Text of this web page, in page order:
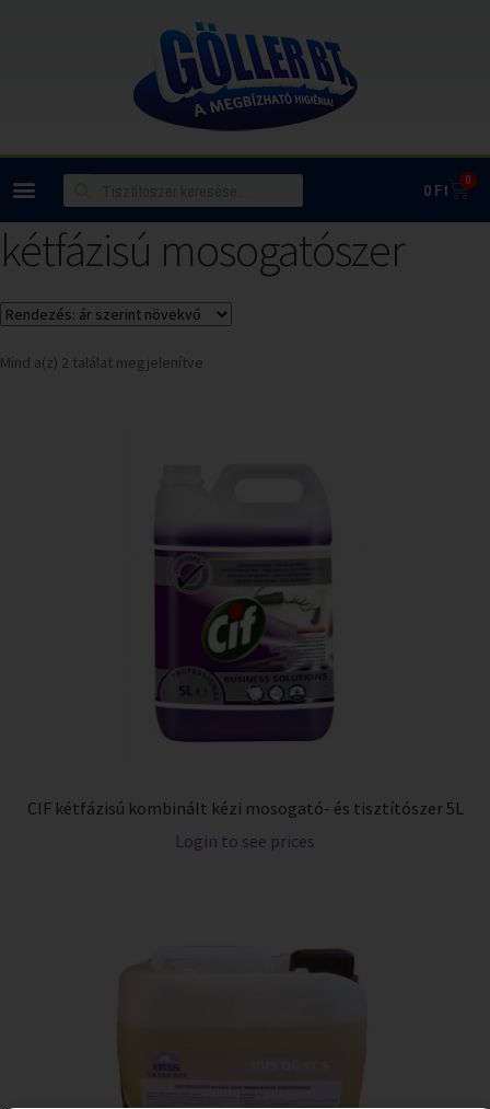
0Ft 0
kétfázisú mosogatószer
Mind a(z) 2 találat megjelenítve
CIF kétfázisú kombinált kézi mosogató- és tisztítószer 5L
Login to see prices